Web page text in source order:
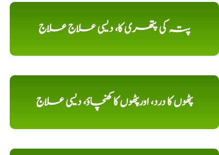
پتہ کی پتھری کا، دیسی علاج علاج
پٹھوں کا درد، اورپٹھوں کا کھنچاؤ، دیسی علاج